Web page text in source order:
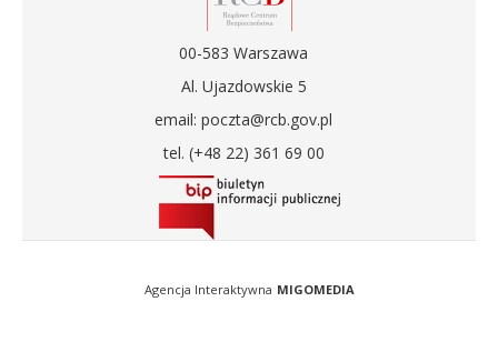
00-583 Warszawa
Al. Ujazdowskie 5
email: poczta@rcb.gov.pl
tel. (+48 22) 361 69 00
Agencja Interaktywna MIGOMEDIA